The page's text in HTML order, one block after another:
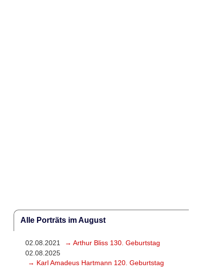
Alle Porträts im August
02.08.2021
→ Arthur Bliss 130. Geburtstag
02.08.2025
→ Karl Amadeus Hartmann 120. Geburtstag